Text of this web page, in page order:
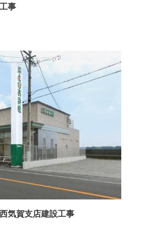
事
気賀支店建設工事